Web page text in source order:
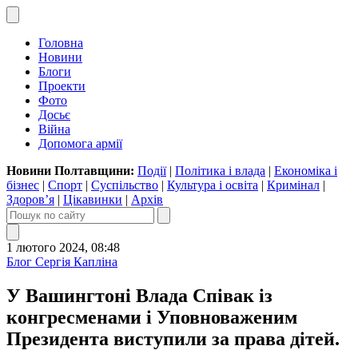
Головна
Новини
Блоги
Проекти
Фото
Досьє
Війна
Допомога армії
Новини Полтавщини: Події| Політика і влада | Економіка і
бізнес | Спорт | Суспільство | Культура і освіта | Кримінал |
Здоров’я | Цікавинки | Архів
1 лютого 2024, 08:48
Блог Сергія Капліна
У Вашингтоні Влада Співак із
конгресменами і Уповноваженим
Президента виступили за права дітей.